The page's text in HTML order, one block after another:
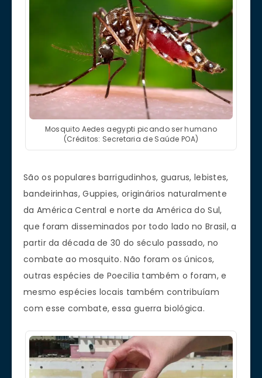
Mosquito Aedes aegypti picando ser humano
(Créditos: Secretaria de Saúde POA)
São os populares barrigudinhos, guarus, lebistes,
bandeirinhas, Guppies, originários naturalmente
da América Central e norte da América do Sul,
que foram disseminados por todo lado no Brasil, a
partir da década de 30 do século passado, no
combate ao mosquito. Não foram os únicos,
outras espécies de Poecilia também o foram, e
mesmo espécies locais também contribuíam
com esse combate, essa guerra biológica.